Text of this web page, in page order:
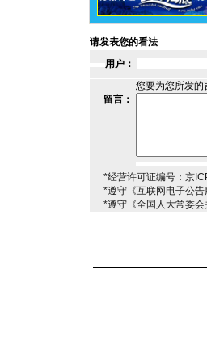
请发表您的看法
用户：
您要为您所发的
留言：
*经营许可证编号：京
*遵守《互联网电子公告
*遵守《全国人大常委会